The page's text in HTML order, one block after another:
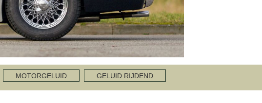
MOTORGELUID GELUID RIJDEND